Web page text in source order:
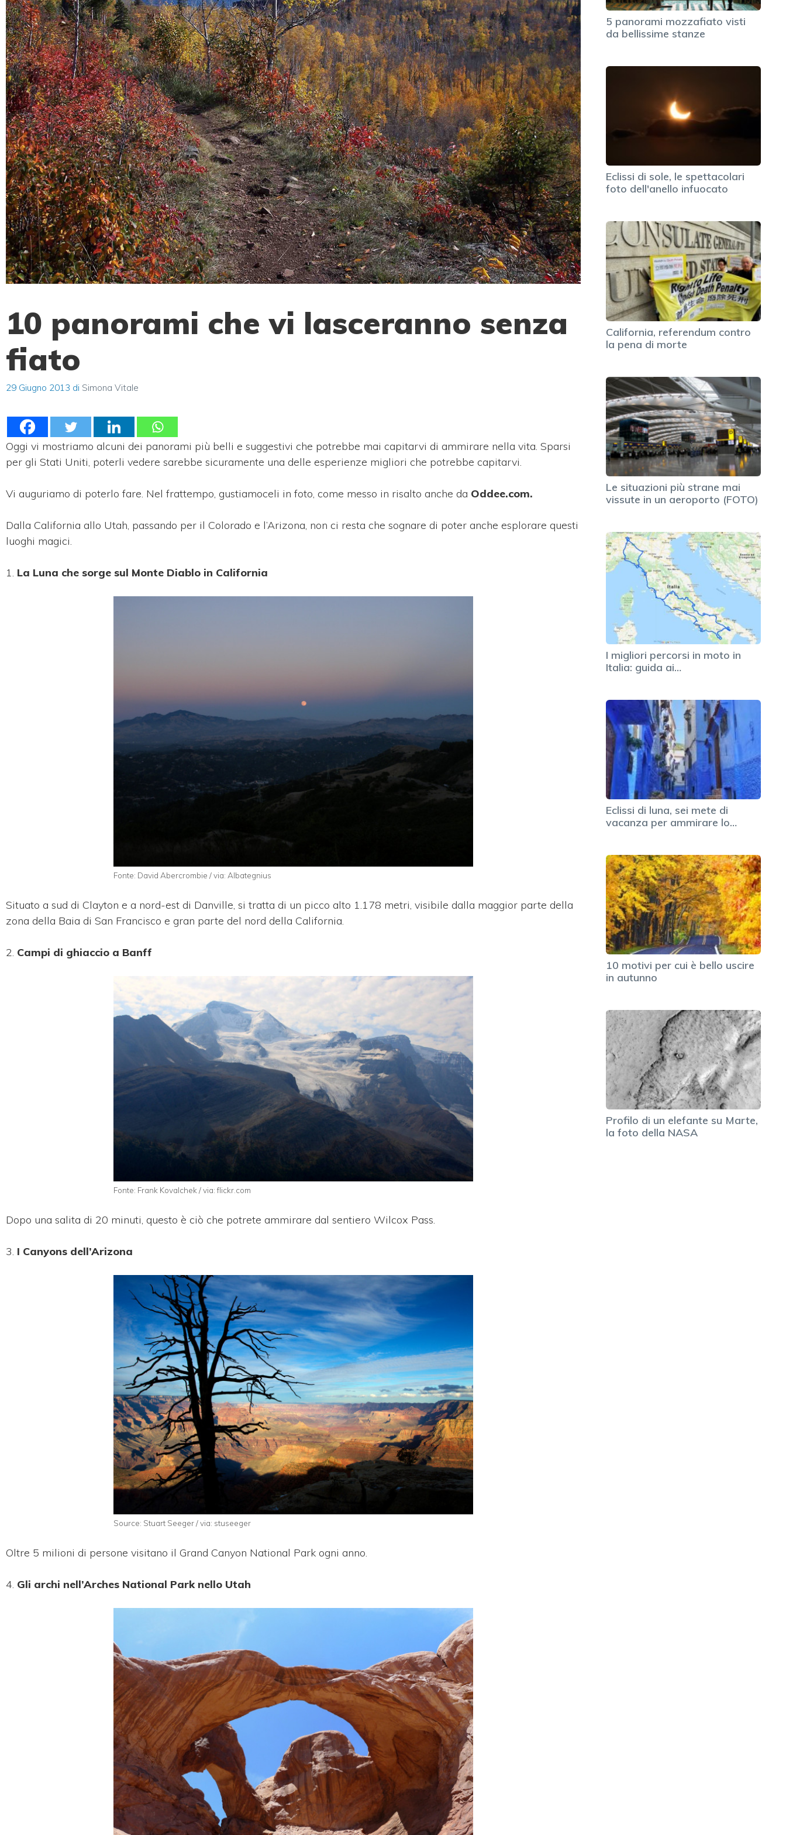
10 panorami che vi lasceranno senza
fiato
29 Giugno 2013 di Simona Vitale
Oggi vi mostriamo alcuni dei panorami più belli e suggestivi che potrebbe mai capitarvi di ammirare nella vita. Sparsi
per gli Stati Uniti, poterli vedere sarebbe sicuramente una delle esperienze migliori che potrebbe capitarvi.
Vi auguriamo di poterlo fare. Nel frattempo, gustiamoceli in foto, come messo in risalto anche da Oddee.com.
Dalla California allo Utah, passando per il Colorado e l’Arizona, non ci resta che sognare di poter anche esplorare questi
luoghi magici.
1. La Luna che sorge sul Monte Diablo in California
Fonte: David Abercrombie / via: Albategnius
Situato a sud di Clayton e a nord-est di Danville, si tratta di un picco alto 1.178 metri, visibile dalla maggior parte della
zona della Baia di San Francisco e gran parte del nord della California.
2. Campi di ghiaccio a Banff
Fonte: Frank Kovalchek / via: flickr.com
Dopo una salita di 20 minuti, questo è ciò che potrete ammirare dal sentiero Wilcox Pass.
3. I Canyons dell’Arizona
Source: Stuart Seeger / via: stuseeger
Oltre 5 milioni di persone visitano il Grand Canyon National Park ogni anno.
4. Gli archi nell’Arches National Park nello Utah
5 panorami mozzafiato visti
da bellissime stanze
Eclissi di sole, le spettacolari
foto dell'anello infuocato
California, referendum contro
la pena di morte
Le situazioni più strane mai
vissute in un aeroporto (FOTO)
I migliori percorsi in moto in
Italia: guida ai…
Eclissi di luna, sei mete di
vacanza per ammirare lo…
10 motivi per cui è bello uscire
in autunno
Profilo di un elefante su Marte,
la foto della NASA